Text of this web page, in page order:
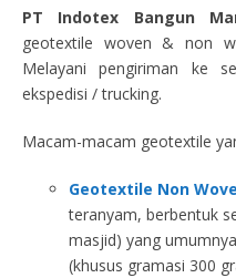
PT Indotex Bangun
geotextile woven & non
Melayani pengiriman ke
ekspedisi / trucking.
Macam-macam geotextile
Geotextile Non
teranyam, berbentuk
masjid) yang
(khusus gramasi 300